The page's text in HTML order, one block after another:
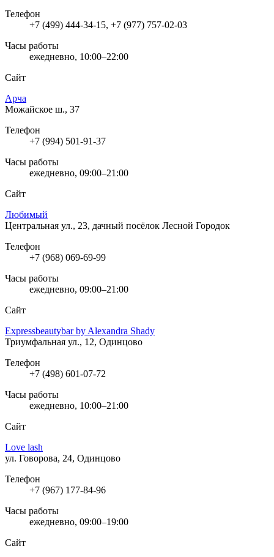
Телефон
+7 (499) 444-34-15, +7 (977) 757-02-03
Часы работы
ежедневно, 10:00–22:00
Сайт
Арча
Можайское ш., 37
Телефон
+7 (994) 501-91-37
Часы работы
ежедневно, 09:00–21:00
Сайт
Любимый
Центральная ул., 23, дачный посёлок Лесной Городок
Телефон
+7 (968) 069-69-99
Часы работы
ежедневно, 09:00–21:00
Сайт
Expressbeautybar by Alexandra Shady
Триумфальная ул., 12, Одинцово
Телефон
+7 (498) 601-07-72
Часы работы
ежедневно, 10:00–21:00
Сайт
Love lash
ул. Говорова, 24, Одинцово
Телефон
+7 (967) 177-84-96
Часы работы
ежедневно, 09:00–19:00
Сайт